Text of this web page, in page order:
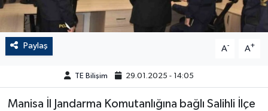
Paylaş A- A+
TE Bilişim 29.01.2025 - 14:05
Manisa İl Jandarma Komutanlığına bağlı Salihli İlçe